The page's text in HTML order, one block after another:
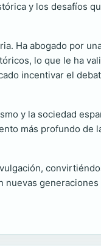
y los desafíos
Ha abogado por
lo que le ha
incentivar el
y la sociedad
más profundo de